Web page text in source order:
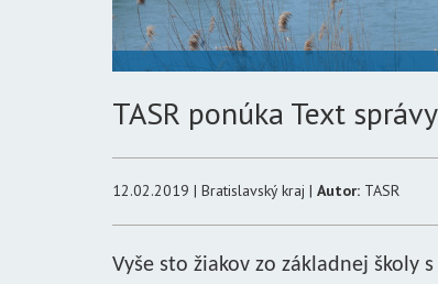
TASR ponúka Text
12.02.2019 | Bratislavský kraj | Autor: TASR
Vyše sto žiakov zo základnej školy